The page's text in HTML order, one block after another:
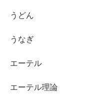
うどん
うなぎ
エーテル
エーテル理論